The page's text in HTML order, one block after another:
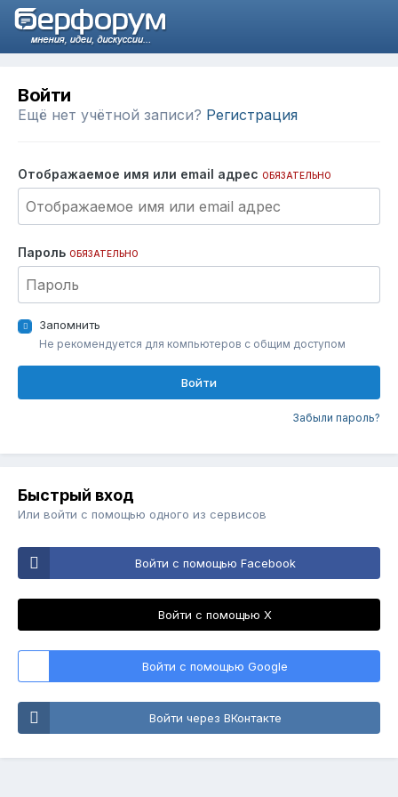
Войти
Ещё нет учётной записи? Регистрация
Отображаемое имя или email адрес ОБЯЗАТЕЛЬНО
Пароль ОБЯЗАТЕЛЬНО
Запомнить
Не рекомендуется для компьютеров с общим доступом
Войти
Забыли пароль?
Быстрый вход
Или войти с помощью одного из сервисов
Войти с помощью Facebook
Войти с помощью X
Войти с помощью Google
Войти через ВКонтакте